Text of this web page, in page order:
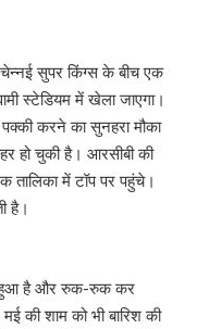
सुपर किंग्स के बीच एक
स्टेडियम में खेला जाएगा।
करने का सुनहरा मौका
हो चुकी है। आरसीबी की
तालिका में टॉप पर पहुंचे।
है।
हुआ है और रुक-रुक कर
की शाम को भी बारिश की